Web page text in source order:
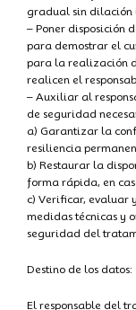
gradual sin dilación
– Poner disposición
para demostrar el
para la realización
realicen el
– Auxiliar al
de seguridad
a) Garantizar la
resiliencia
b) Restaurar la
forma rápida, en
c) Verificar, evaluar
medidas técnicas y
seguridad del
Destino de los datos:
El responsable del